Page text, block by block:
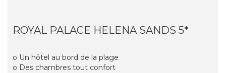
ROYAL PALACE HELENA SANDS 5*
o Un hôtel au bord de la plage
o Des chambres tout confort